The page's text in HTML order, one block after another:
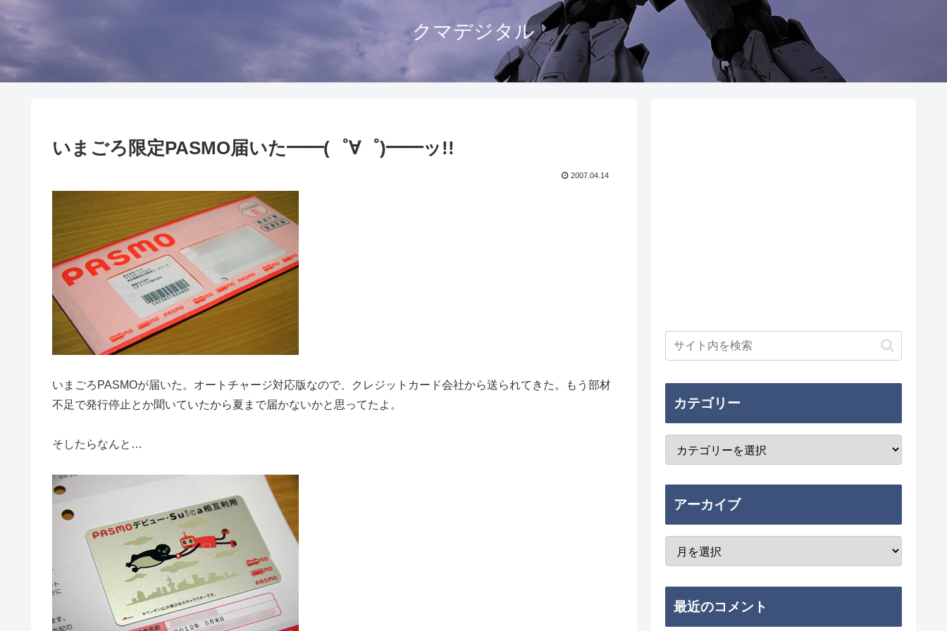
クマデジタル
いまごろ限定PASMO届いた━━(゜∀゜)━━ッ!!
2007.04.14
いまごろPASMOが届いた。オートチャージ対応版なので、クレジットカード会社から送られてきた。もう部材
不足で発行停止とか聞いていたから夏まで届かないかと思ってたよ。
そしたらなんと…
カテゴリー
アーカイブ
最近のコメント